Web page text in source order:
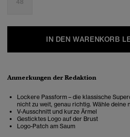
48
IN DEN WARENKORB
Anmerkungen der Redaktion
Lockere Passform – die klassische
nicht zu weit, genau richtig. Wähle deine
V-Ausschnitt und kurze Ärmel
Gesticktes Logo auf der Brust
Logo-Patch am Saum